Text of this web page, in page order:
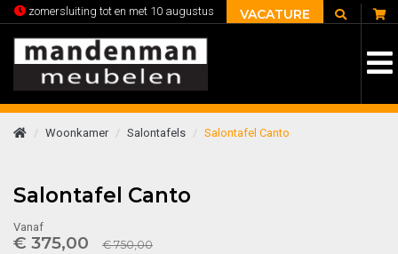
zomersluiting tot en met 10 augustus VACATURE
Woonkamer Salontafels Salontafel Canto
Salontafel Canto
Vanaf
€ 375,00 € 750,00